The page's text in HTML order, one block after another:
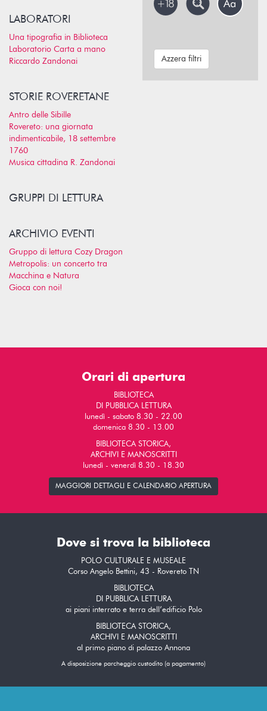
LABORATORI
Una tipografia in Biblioteca
Laboratorio Carta a mano
Riccardo Zandonai
STORIE ROVERETANE
Antro delle Sibille
Rovereto: una giornata
indimenticabile, 18 settembre
1760
Musica cittadina R. Zandonai
GRUPPI DI LETTURA
ARCHIVIO EVENTI
Gruppo di lettura Cozy Dragon
Metropolis: un concerto tra
Macchina e Natura
Gioca con noi!
Azzera filtri
Orari di apertura
BIBLIOTECA
DI PUBBLICA LETTURA
lunedì - sabato 8.30 - 22.00
domenica 8.30 - 13.00
BIBLIOTECA STORICA,
ARCHIVI E MANOSCRITTI
lunedì - venerdì 8.30 - 18.30
MAGGIORI DETTAGLI E CALENDARIO APERTURA
Dove si trova la biblioteca
POLO CULTURALE E MUSEALE
Corso Angelo Bettini, 43 - Rovereto TN
BIBLIOTECA
DI PUBBLICA LETTURA
ai piani interrato e terra dell’edificio Polo
BIBLIOTECA STORICA,
ARCHIVI E MANOSCRITTI
al primo piano di palazzo Annona
A disposizione parcheggio custodito (a pagamento)